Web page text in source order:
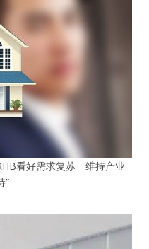
看好需求复苏 维持产业
”